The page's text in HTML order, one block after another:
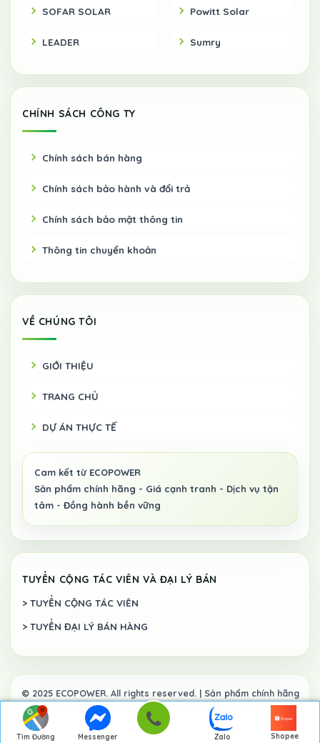
Tìm Đường Messenger Zalo Shopee
SOFAR SOLAR
LEADER
Powitt Solar
Sumry
CHÍNH SÁCH CÔNG TY
Chính sách bán hàng
Chính sách bảo hành và đổi trả
Chính sách bảo mật thông tin
Thông tin chuyển khoản
VỀ CHÚNG TÔI
GIỚI THIỆU
TRANG CHỦ
DỰ ÁN THỰC TẾ
TUYỂN CỘNG TÁC VIÊN VÀ ĐẠI LÝ BÁN
> TUYỂN CỘNG TÁC VIÊN
> TUYỂN ĐẠI LÝ BÁN HÀNG